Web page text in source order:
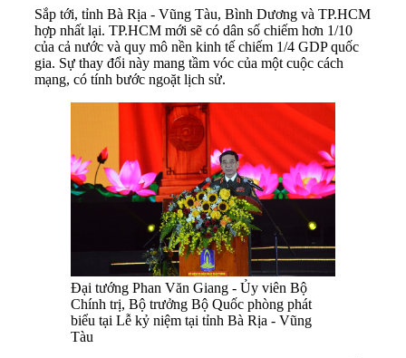
Sắp tới, tỉnh Bà Rịa - Vũng Tàu, Bình Dương và TP.HCM
hợp nhất lại. TP.HCM mới sẽ có dân số chiếm hơn 1/10
của cả nước và quy mô nền kinh tế chiếm 1/4 GDP quốc
gia. Sự thay đổi này mang tầm vóc của một cuộc cách
mạng, có tính bước ngoặt lịch sử.
Đại tướng Phan Văn Giang - Ủy viên Bộ
Chính trị, Bộ trưởng Bộ Quốc phòng phát
biểu tại Lễ kỷ niệm tại tỉnh Bà Rịa - Vũng
Tàu